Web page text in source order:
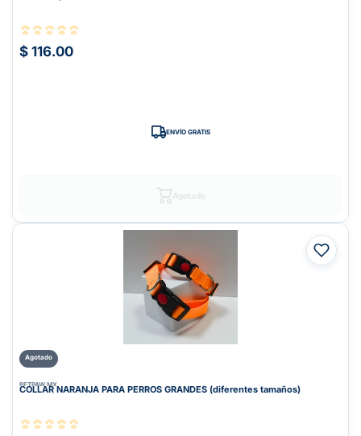
$ 116.00
ENVÍO GRATIS
Agotado
PETPAW.MX
COLLAR NARANJA PARA PERROS GRANDES (diferentes tamaños)